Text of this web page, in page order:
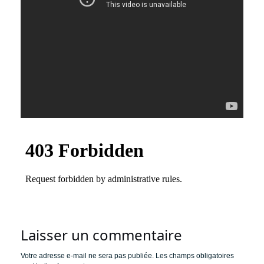
Laisser un commentaire
Votre adresse e-mail ne sera pas publiée. Les champs obligatoires